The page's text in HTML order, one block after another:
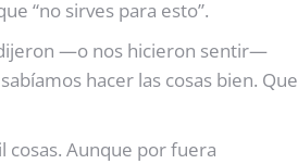
“no sirves para esto”.
dijeron —o nos hicieron sentir—
hacer las cosas bien. Que
cosas. Aunque por fuera